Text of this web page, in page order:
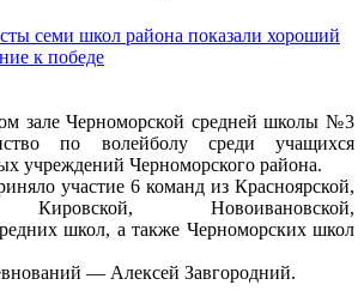
зале Черноморской средней школы №3
по волейболу среди учащихся
учреждений Черноморского района.
участие 6 команд из Красноярской,
Кировской, Новоивановской,
школ, а также Черноморских школ
— Алексей Завгородний.